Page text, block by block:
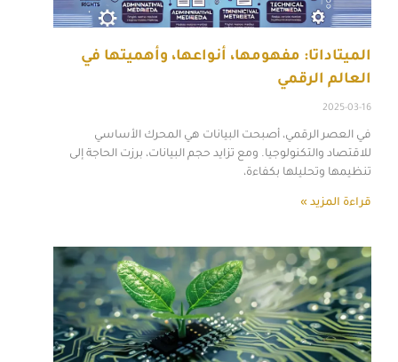
الميتاداتا: مفهومها، أنواعها، وأهميتها في
العالم الرقمي
2025-03-16
في العصر الرقمي، أصبحت البيانات هي المحرك الأساسي
للاقتصاد والتكنولوجيا. ومع تزايد حجم البيانات، برزت الحاجة إلى
تنظيمها وتحليلها بكفاءة،
قراءة المزيد »